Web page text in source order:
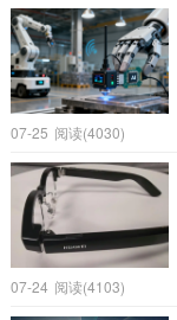
07-25 阅读(4030)
07-24 阅读(4103)